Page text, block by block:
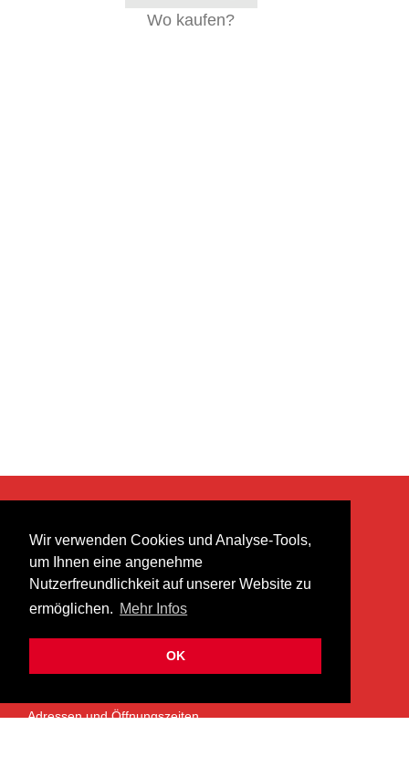
Wir verwenden Cookies und Analyse-Tools,
um Ihnen eine angenehme
Nutzerfreundlichkeit auf unserer Website zu
ermöglichen. Mehr Infos
OK
Wo kaufen?
heer musik ag
Lättenstrasse 35
8952 Schlieren
info@heermusic.com
ÜBER UNS
Adressen und Öffnungszeiten